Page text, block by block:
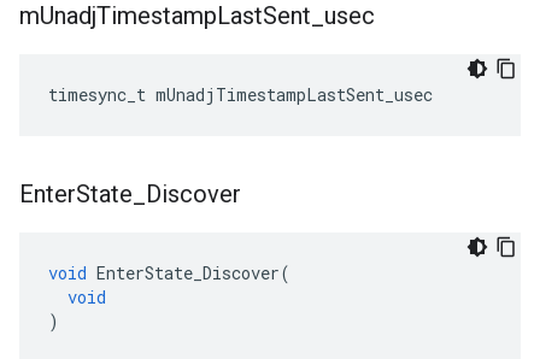
mUnadjTimestampLastSent usec
timesync_t mUnadjTimestampLastSent_usec
EnterState Discover
void EnterState_Discover(
void
)